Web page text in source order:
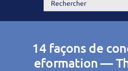
Offres d’emploi
Publiez14 façons de
eformation —